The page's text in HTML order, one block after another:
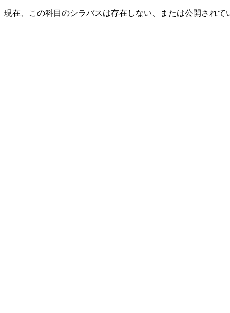
現在、この科目のシラバスは存在しない、または公開されて